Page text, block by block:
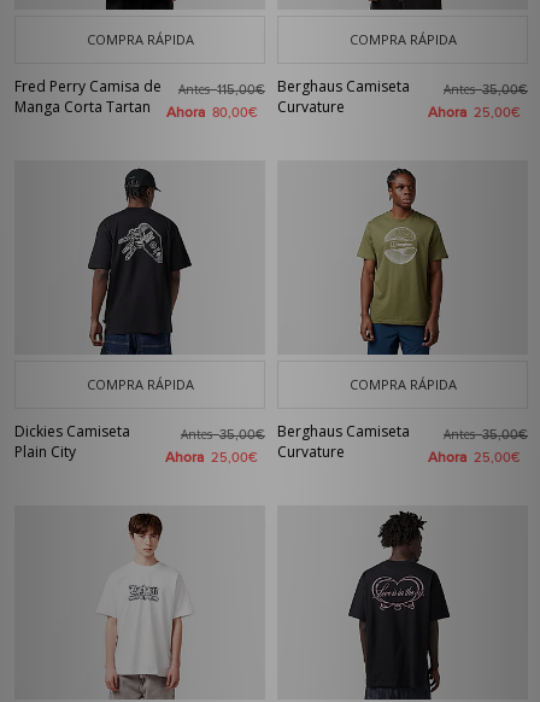
COMPRA RÁPIDA
Fred Perry Camisa de
Manga Corta Tartan
Antes115,00€
Ahora 80,00€
COMPRA RÁPIDA
Berghaus Camiseta
Curvature
Antes35,00€
Ahora 25,00€
COMPRA RÁPIDA
Dickies Camiseta
Plain City
Antes35,00€
Ahora 25,00€
COMPRA RÁPIDA
Berghaus Camiseta
Curvature
Antes35,00€
Ahora 25,00€